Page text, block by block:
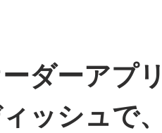
ダーアプリ
ッシュで、